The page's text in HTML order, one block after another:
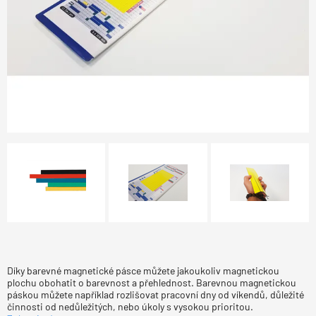
Díky barevné magnetické pásce můžete jakoukoliv magnetickou
plochu obohatit o barevnost a přehlednost. Barevnou magnetickou
páskou můžete například rozlišovat pracovní dny od víkendů, důležité
činnosti od nedůležitých, nebo úkoly s vysokou prioritou.